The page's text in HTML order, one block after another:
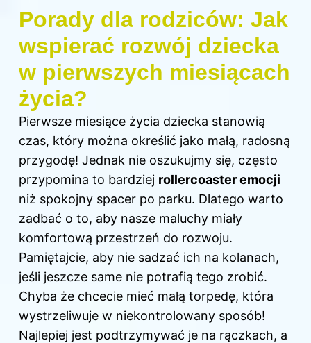
Porady dla rodziców: Jak
wspierać rozwój dziecka
w pierwszych miesiącach
życia?
Pierwsze miesiące życia dziecka stanowią
czas, który można określić jako małą, radosną
przygodę! Jednak nie oszukujmy się, często
przypomina to bardziej rollercoaster emocji
niż spokojny spacer po parku. Dlatego warto
zadbać o to, aby nasze maluchy miały
komfortową przestrzeń do rozwoju.
Pamiętajcie, aby nie sadzać ich na kolanach,
jeśli jeszcze same nie potrafią tego zrobić.
Chyba że chcecie mieć małą torpedę, która
wystrzeliwuje w niekontrolowany sposób!
Najlepiej jest podtrzymywać je na rączkach, a